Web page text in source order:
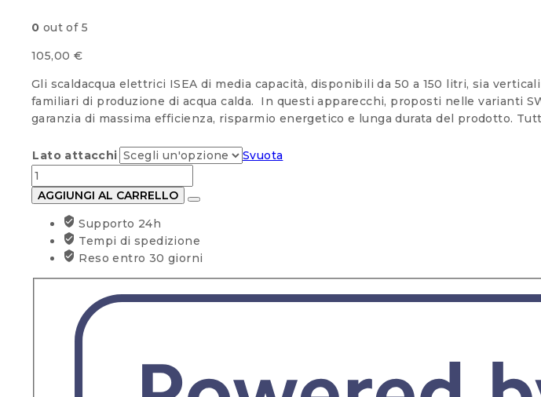
0 out of 5
105,00 €
Gli scaldacqua elettrici ISEA di media capacità, disponibili da 50 a 150 litri, sia
familiari di produzione di acqua calda. In questi apparecchi, proposti nelle varianti
garanzia di massima efficienza, risparmio energetico e lunga durata del prodotto.
Lato attacchi
Svuota
SCALDABAGNO
ELETTRICO
ISEA
MODELLO
SWING
ORIZZONTALE
ATTACCHI
AGGIUNGI AL CARRELLO
Supporto 24h
Tempi di spedizione
Reso entro 30 giorni